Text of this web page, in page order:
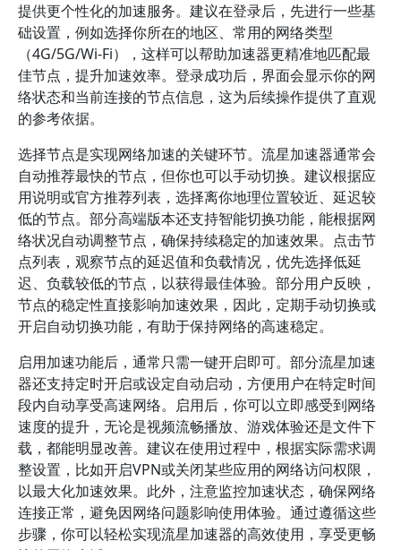
提供更个性化的加速服务。建议在登录后，先进行一些基
础设置，例如选择你所在的地区、常用的网络类型
（4G/5G/Wi-Fi），这样可以帮助加速器更精准地匹配最
佳节点，提升加速效率。登录成功后，界面会显示你的网
络状态和当前连接的节点信息，这为后续操作提供了直观
的参考依据。
选择节点是实现网络加速的关键环节。流星加速器通常会
自动推荐最快的节点，但你也可以手动切换。建议根据应
用说明或官方推荐列表，选择离你地理位置较近、延迟较
低的节点。部分高端版本还支持智能切换功能，能根据网
络状况自动调整节点，确保持续稳定的加速效果。点击节
点列表，观察节点的延迟值和负载情况，优先选择低延
迟、负载较低的节点，以获得最佳体验。部分用户反映，
节点的稳定性直接影响加速效果，因此，定期手动切换或
开启自动切换功能，有助于保持网络的高速稳定。
启用加速功能后，通常只需一键开启即可。部分流星加速
器还支持定时开启或设定自动启动，方便用户在特定时间
段内自动享受高速网络。启用后，你可以立即感受到网络
速度的提升，无论是视频流畅播放、游戏体验还是文件下
载，都能明显改善。建议在使用过程中，根据实际需求调
整设置，比如开启VPN或关闭某些应用的网络访问权限，
以最大化加速效果。此外，注意监控加速状态，确保网络
连接正常，避免因网络问题影响使用体验。通过遵循这些
步骤，你可以轻松实现流星加速器的高效使用，享受更畅